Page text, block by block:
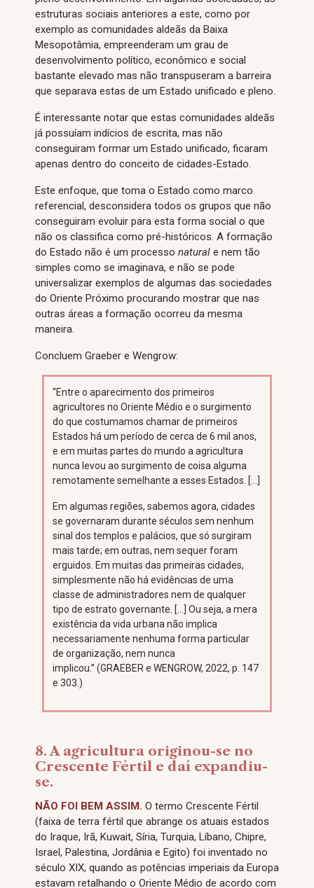
estruturas sociais anteriores a este, como por
exemplo as comunidades aldeãs da Baixa
Mesopotâmia, empreenderam um grau de
desenvolvimento político, econômico e social
bastante elevado mas não transpuseram a barreira
que separava estas de um Estado unificado e pleno.
É interessante notar que estas comunidades aldeãs
já possuíam indícios de escrita, mas não
conseguiram formar um Estado unificado, ficaram
apenas dentro do conceito de cidades-Estado.
Este enfoque, que toma o Estado como marco
referencial, desconsidera todos os grupos que não
conseguiram evoluir para esta forma social o que
não os classifica como pré-históricos. A formação
do Estado não é um processo natural e nem tão
simples como se imaginava, e não se pode
universalizar exemplos de algumas das sociedades
do Oriente Próximo procurando mostrar que nas
outras áreas a formação ocorreu da mesma
maneira.
Concluem Graeber e Wengrow:
“Entre o aparecimento dos primeiros
agricultores no Oriente Médio e o surgimento
do que costumamos chamar de primeiros
Estados há um período de cerca de 6 mil anos,
e em muitas partes do mundo a agricultura
nunca levou ao surgimento de coisa alguma
remotamente semelhante a esses Estados. […]
Em algumas regiões, sabemos agora, cidades
se governaram durante séculos sem nenhum
sinal dos templos e palácios, que só surgiram
mais tarde; em outras, nem sequer foram
erguidos. Em muitas das primeiras cidades,
simplesmente não há evidências de uma
classe de administradores nem de qualquer
tipo de estrato governante. […] Ou seja, a mera
existência da vida urbana não implica
necessariamente nenhuma forma particular
de organização, nem nunca
implicou.” (GRAEBER e WENGROW, 2022, p. 147
e 303.)
8. A agricultura originou-se no
Crescente Fértil e daí expandiu-
se.
NÃO FOI BEM ASSIM. O termo Crescente Fértil
(faixa de terra fértil que abrange os atuais estados
do Iraque, Irã, Kuwait, Síria, Turquia, Líbano, Chipre,
Israel, Palestina, Jordânia e Egito) foi inventado no
século XIX, quando as potências imperiais da Europa
estavam retalhando o Oriente Médio de acordo com